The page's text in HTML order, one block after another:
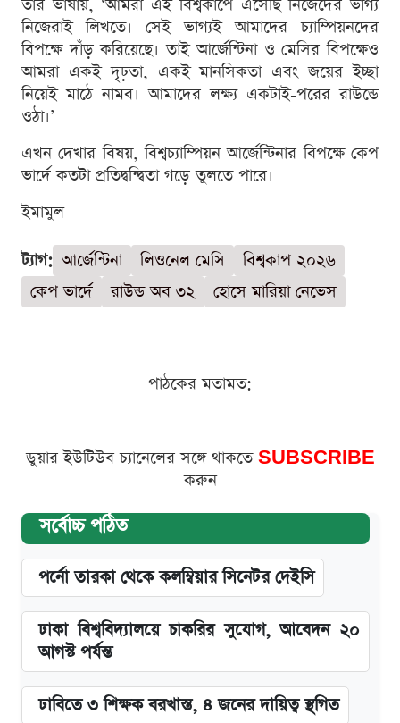
তার ভাষায়, ‘আমরা এই বিশ্বকাপে এসেছি নিজেদের ভাগ্য
নিজেরাই লিখতে। সেই ভাগ্যই আমাদের চ্যাম্পিয়নদের
বিপক্ষে দাঁড় করিয়েছে। তাই আর্জেন্টিনা ও মেসির বিপক্ষেও
আমরা একই দৃঢ়তা, একই মানসিকতা এবং জয়ের ইচ্ছা
নিয়েই মাঠে নামব। আমাদের লক্ষ্য একটাই-পরের রাউন্ডে
ওঠা।’
এখন দেখার বিষয়, বিশ্বচ্যাম্পিয়ন আর্জেন্টিনার বিপক্ষে কেপ
ভার্দে কতটা প্রতিদ্বন্দ্বিতা গড়ে তুলতে পারে।
ইমামুল
ট্যাগ: আর্জেন্টিনা লিওনেল মেসি
বিশ্বকাপ ২০২৬
কেপ ভার্দে
রাউন্ড অব ৩২ হোসে মারিয়া নেভেস
পাঠকের মতামত:
ডুয়ার ইউটিউব চ্যানেলের সঙ্গে থাকতে SUBSCRIBE
করুন
সর্বোচ্চ পঠিত
পর্নো তারকা থেকে কলম্বিয়ার সিনেটর দেইসি
ঢাকা বিশ্ববিদ্যালয়ে চাকরির সুযোগ, আবেদন ২০
আগস্ট পর্যন্ত
ঢাবিতে ৩ শিক্ষক বরখাস্ত, ৪ জনের দায়িত্ব স্থগিত